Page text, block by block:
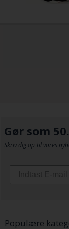
Gør som
Skriv dig op til vores
Populære